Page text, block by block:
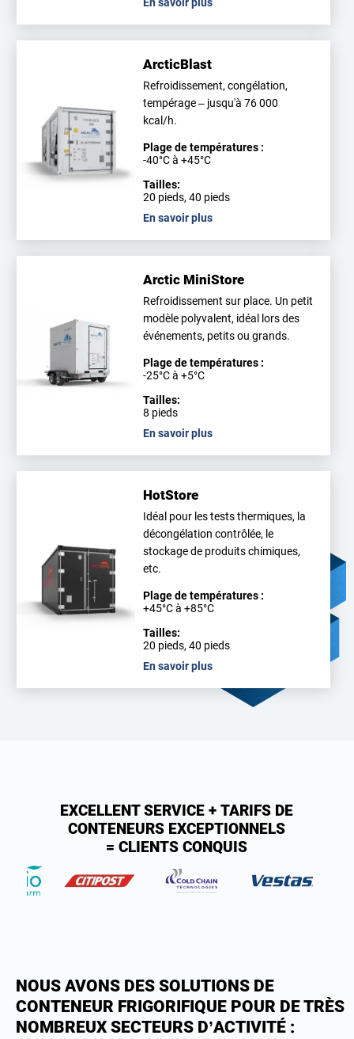
ArcticBlast
Refroidissement, congélation,
tempérage – jusqu'à 76 000
kcal/h.
Plage de températures :
-40°C à +45°C
Tailles:
20 pieds, 40 pieds
En savoir plus
Arctic MiniStore
Refroidissement sur place. Un petit
modèle polyvalent, idéal lors des
événements, petits ou grands.
Plage de températures :
-25°C à +5°C
Tailles:
8 pieds
En savoir plus
HotStore
Idéal pour les tests thermiques, la
décongélation contrôlée, le
stockage de produits chimiques,
etc.
Plage de températures :
+45°C à +85°C
Tailles:
20 pieds, 40 pieds
En savoir plus
EXCELLENT SERVICE + TARIFS DE
CONTENEURS EXCEPTIONNELS
= CLIENTS CONQUIS
NOUS AVONS DES SOLUTIONS DE
CONTENEUR FRIGORIFIQUE POUR DE TRÈS
NOMBREUX SECTEURS D’ACTIVITÉ :